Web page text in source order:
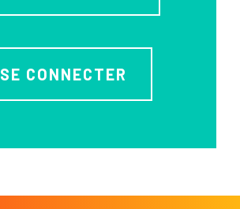
SE CONNECTER